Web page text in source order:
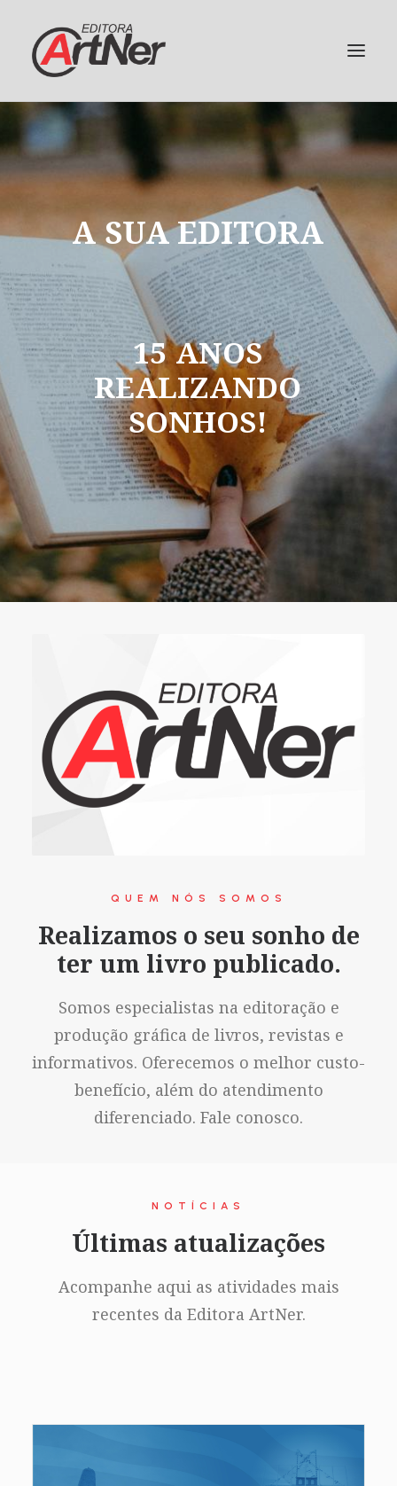
A SUAEDITORA
15 ANOS
REALIZANDO
SONHOS!
QUEM NÓS SOMOS
Realizamos o seu sonho de
ter um livro publicado.
Somos especialistas na editoração e
produção gráfica de livros, revistas e
informativos. Oferecemos o melhor custo-
benefício, além do atendimento
diferenciado. Fale conosco.
NOTÍCIAS
Últimas atualizações
Acompanhe aqui as atividades mais
recentes da Editora ArtNer.